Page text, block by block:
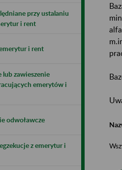
przy ustalaniu
i rent
i rent
lub zawieszenie
emerytów i
odwoławcze
z emerytur i